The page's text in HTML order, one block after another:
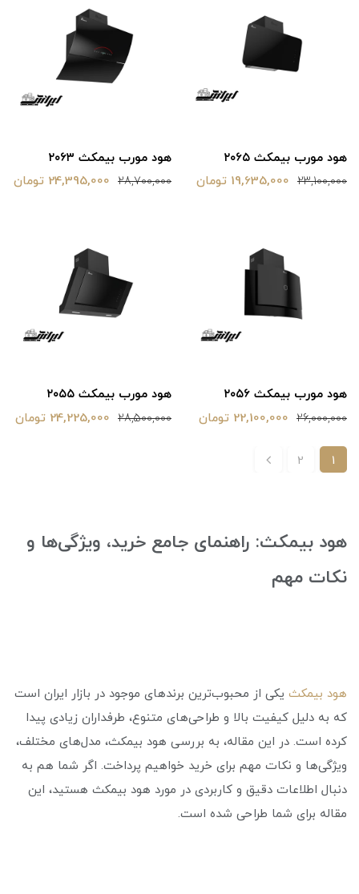
هود مورب بیمکث ۲۰۶۵
23,100,000 19,635,000 تومان
هود مورب بیمکث ۲۰۶۳
28,700,000 24,395,000 تومان
هود مورب بیمکث ۲۰۵۶
26,000,000 22,100,000 تومان
هود مورب بیمکث ۲۰۵۵
28,500,000 24,225,000 تومان
1
2
هود بیمکث: راهنمای جامع خرید، ویژگی‌ها و
نکات مهم
هود بیمکث یکی از محبوب‌ترین برندهای موجود در بازار ایران است
که به دلیل کیفیت بالا و طراحی‌های متنوع، طرفداران زیادی پیدا
کرده است. در این مقاله، به بررسی هود بیمکث، مدل‌های مختلف،
ویژگی‌ها و نکات مهم برای خرید خواهیم پرداخت. اگر شما هم به
دنبال اطلاعات دقیق و کاربردی در مورد هود بیمکث هستید، این
مقاله برای شما طراحی شده است.